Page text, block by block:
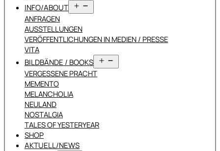
INFO/ABOUT
öffnen
ANFRAGEN
AUSSTELLUNGEN
VERÖFFENTLICHUNGEN IN MEDIEN / PRESSE
VITA
BILDBÄNDE / BOOKS
öffnen
VERGESSENE PRACHT
MEMENTO
MELANCHOLIA
NEULAND
NOSTALGIA
TALES OF YESTERYEAR
SHOP
AKTUELL/NEWS